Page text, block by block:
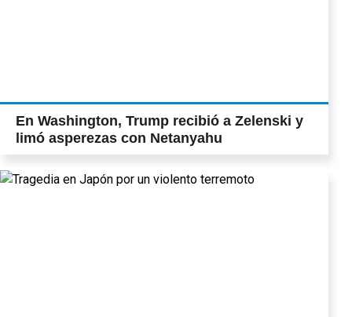
En Washington, Trump recibió a Zelenski y
limó asperezas con Netanyahu